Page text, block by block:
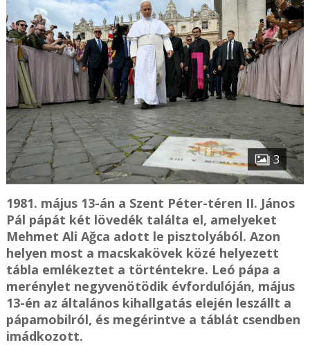
3
1981. május 13-án a Szent Péter-téren II. János
Pál pápát két lövedék találta el, amelyeket
Mehmet Ali Ağca adott le pisztolyából. Azon
helyen most a macskakövek közé helyezett
tábla emlékeztet a történtekre. Leó pápa a
merénylet negyvenötödik évfordulóján, május
13-én az általános kihallgatás elején leszállt a
pápamobilról, és megérintve a táblát csendben
imádkozott.